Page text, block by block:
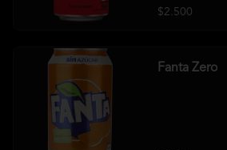
$2.500
Fanta Zero